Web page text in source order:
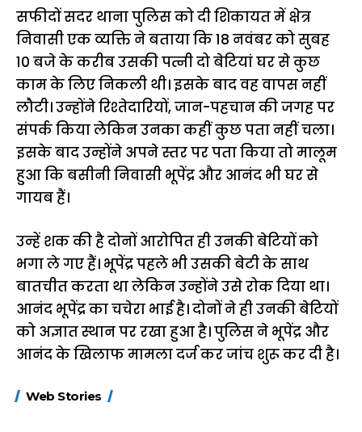
सफीदों सदर थाना पुलिस को दी शिकायत में क्षेत्र
निवासी एक व्यक्ति ने बताया कि 18 नवंबर को सुबह
10 बजे के करीब उसकी पत्नी दो बेटियां घर से कुछ
काम के लिए निकली थी। इसके बाद वह वापस नहीं
लौटी। उन्होंने रिश्तेदारियों, जान-पहचान की जगह पर
संपर्क किया लेकिन उनका कहीं कुछ पता नहीं चला।
इसके बाद उन्होंने अपने स्तर पर पता किया तो मालूम
हुआ कि बसीनी निवासी भूपेंद्र और आनंद भी घर से
गायब हैं।
उन्हें शक की है दोनों आरोपित ही उनकी बेटियों को
भगा ले गए हैं। भूपेंद्र पहले भी उसकी बेटी के साथ
बातचीत करता था लेकिन उन्होंने उसे रोक दिया था।
आनंद भूपेंद्र का चचेरा भाई है। दोनों ने ही उनकी बेटियों
को अज्ञात स्थान पर रखा हुआ है। पुलिस ने भूपेंद्र और
आनंद के खिलाफ मामला दर्ज कर जांच शुरू कर दी है।
Web Stories
FASTag के ये नए